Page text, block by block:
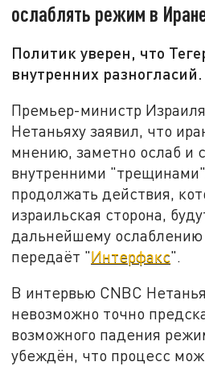
ослаблять режим в
Политик уверен, что
внутренних разногласий.
Премьер-министр
Нетаньяху заявил, что
мнению, заметно ослаб и
внутренними
продолжать действия,
израильская сторона,
дальнейшему ослаблению
передаёт "Интерфакс".
В интервью CNBC
невозможно точно
возможного падения
убеждён, что процесс